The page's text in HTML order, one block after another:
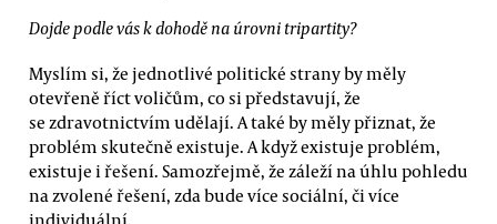
Dojde podle vás k dohodě na úrovni tripartity?
Myslím si, že jednotlivé politické strany by měly
otevřeně říct voličům, co si představují, že
se zdravotnictvím udělají. A také by měly přiznat, že
problém skutečně existuje. A když existuje problém,
existuje i řešení. Samozřejmě, že záleží na úhlu pohledu
na zvolené řešení, zda bude více sociální, či více
individuální.